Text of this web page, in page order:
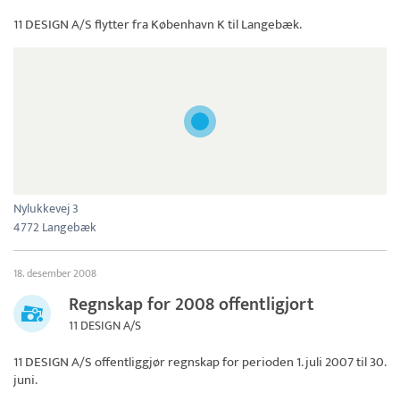
11 DESIGN A/Sflytter fra København K til Langebæk.
Nylukkevej 3
4772 Langebæk
18. desember 2008
Regnskap for 2008 offentligjort
11 DESIGN A/S
11 DESIGN A/Soffentliggjør regnskap for perioden 1. juli 2007 til 30.
juni.